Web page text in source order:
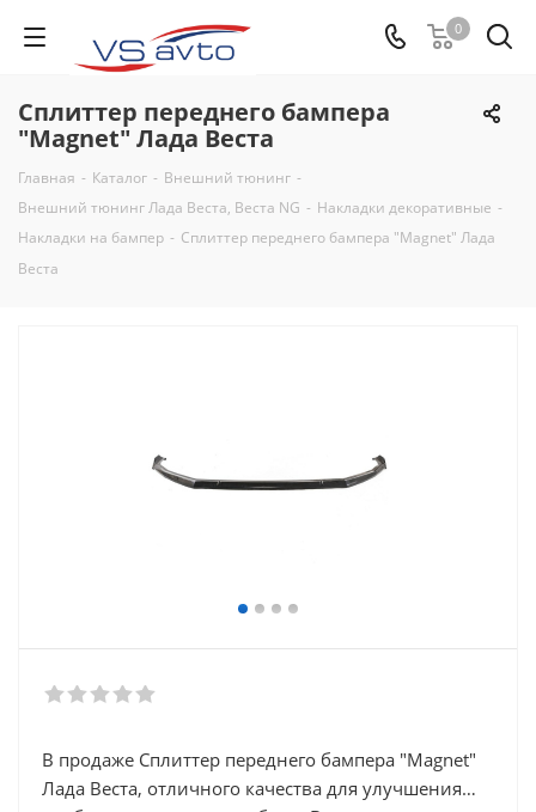
0
Сплиттер переднего бампера
"Magnet" Лада Веста
Главная - Каталог - Внешний тюнинг -
Внешний тюнинг Лада Веста, Веста NG - Накладки декоративные -
Накладки на бампер - Сплиттер переднего бампера "Magnet" Лада
Веста
В продаже Сплиттер переднего бампера "Magnet"
Лада Веста, отличного качества для улучшения